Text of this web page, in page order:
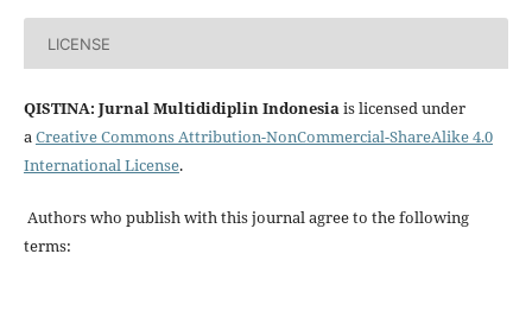
LICENSE
QISTINA: Jurnal Multididiplin Indonesia is licensed under
a Creative Commons Attribution-NonCommercial-ShareAlike 4.0
International License.
Authors who publish with this journal agree to the following
terms: